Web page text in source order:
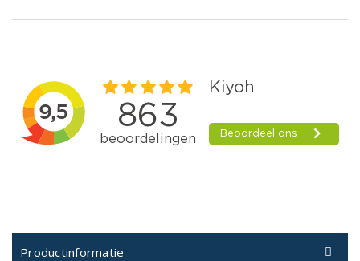
Productinformatie